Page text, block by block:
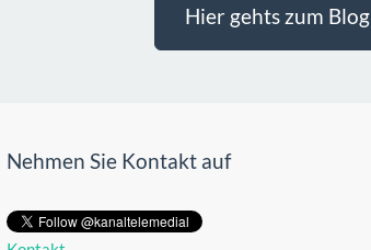
Hier gehts zum Blog
Nehmen Sie Kontakt auf